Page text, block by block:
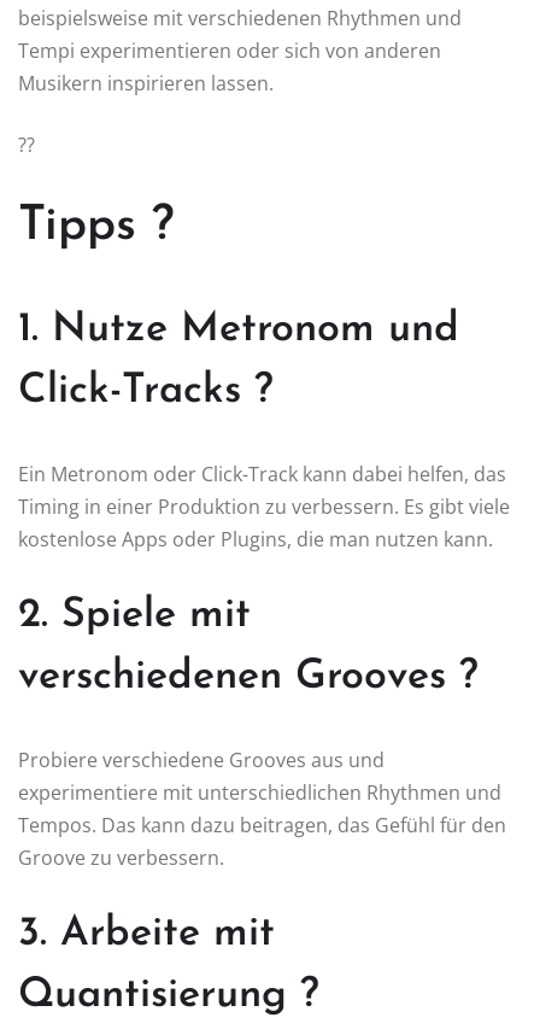
beispielsweise mit verschiedenen Rhythmen und
Tempi experimentieren oder sich von anderen
Musikern inspirieren lassen.
??
Tipps ?
1. Nutze Metronom und
Click-Tracks ?
Ein Metronom oder Click-Track kann dabei helfen, das
Timing in einer Produktion zu verbessern. Es gibt viele
kostenlose Apps oder Plugins, die man nutzen kann.
2. Spiele mit
verschiedenen Grooves ?
Probiere verschiedene Grooves aus und
experimentiere mit unterschiedlichen Rhythmen und
Tempos. Das kann dazu beitragen, das Gefühl für den
Groove zu verbessern.
3. Arbeite mit
Quantisierung ?️